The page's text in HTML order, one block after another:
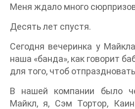
Меня ждало много
Десять лет спустя.
Сегодня вечеринка у
наша «банда», как говорит
для того, чтоб
В нашей компании было
Майкл, я, Сэм Тортор,